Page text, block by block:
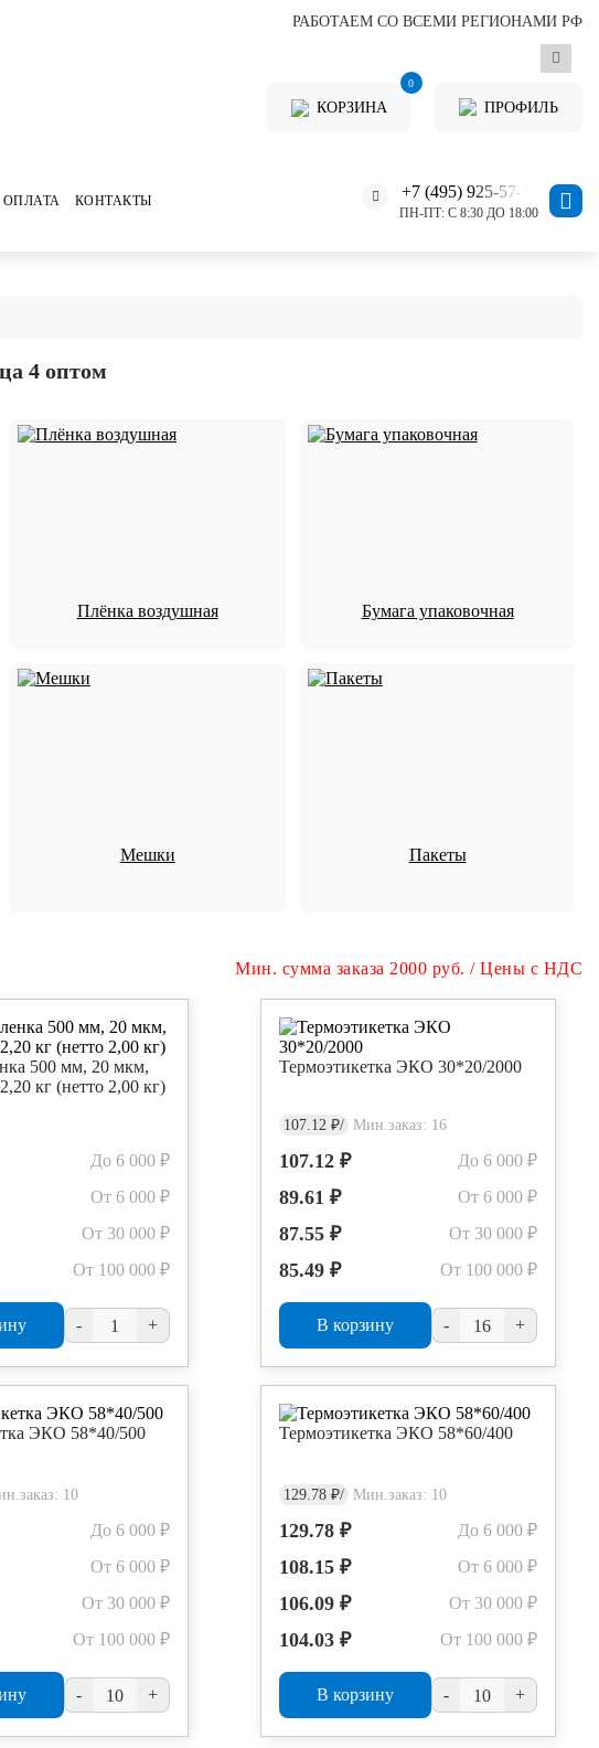
РАБОТАЕМ СО ВСЕМИ РЕГИОНАМИ РФ
КОРЗИНА
0
ПРОФИЛЬ
КОНТАКТЫ +7 (495) 925-57-11
ПН-ПТ: С 8:30 ДО 18:00
4 оптом
Плёнка воздушная Бумага упаковочная
Мешки Пакеты
Мин. сумма заказа 2000 руб. / Цены с НДС
500 мм, 20 мкм,
кг (нетто 2,00 кг)
До 6 000 ₽
От 6 000 ₽
От 30 000 ₽
От 100 000 ₽
- +
Термоэтикетка ЭКО 30*20/2000
107.12 ₽/ Мин.заказ: 16
107.12 ₽ До 6 000 ₽
89.61 ₽ От 6 000 ₽
87.55 ₽ От 30 000 ₽
85.49 ₽ От 100 000 ₽
В корзину - +
ЭКО 58*40/500
10
До 6 000 ₽
От 6 000 ₽
От 30 000 ₽
От 100 000 ₽
- +
Термоэтикетка ЭКО 58*60/400
129.78 ₽/ Мин.заказ: 10
129.78 ₽ До 6 000 ₽
108.15 ₽ От 6 000 ₽
106.09 ₽ От 30 000 ₽
104.03 ₽ От 100 000 ₽
В корзину - +